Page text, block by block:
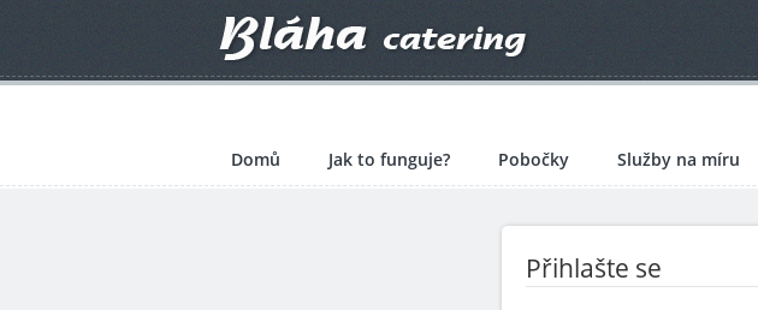
Domů Jak to funguje? Pobočky Služby na míru
Přihlašte se